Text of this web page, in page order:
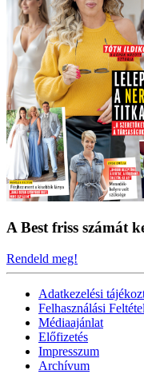
A Best friss számát
Rendeld meg!
Adatkezelési
Felhasználási
Médiaajánlat
Előfizetés
Impresszum
Archívum